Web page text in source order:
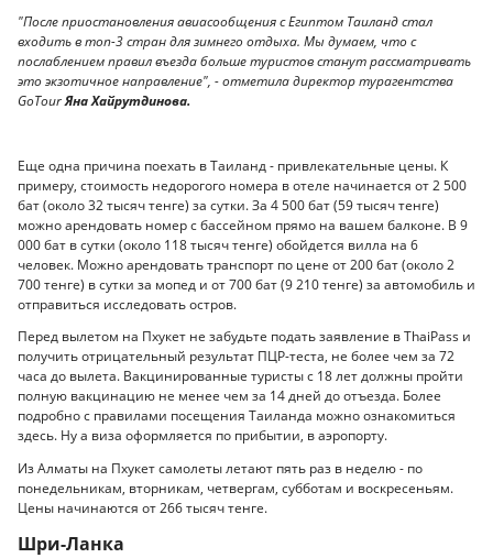
"После приостановления авиасообщения с Египтом Таиланд стал
входить в топ-3 стран для зимнего отдыха. Мы думаем, что с
послаблением правил въезда больше туристов станут рассматривать
это экзотичное направление", - отметила директор турагентства
GoTourЯна Хайрутдинова.
Еще одна причина поехать в Таиланд - привлекательные цены. К
примеру, стоимость недорогого номера в отеле начинается от 2 500
бат (около 32 тысяч тенге) за сутки. За 4 500 бат (59 тысяч тенге)
можно арендовать номер с бассейном прямо на вашем балконе. В 9
000 бат в сутки (около 118 тысяч тенге) обойдется вилла на 6
человек. Можно арендовать транспорт по цене от 200 бат (около 2
700 тенге) в сутки за мопед и от 700 бат (9 210 тенге) за автомобиль и
отправиться исследовать остров.
Перед вылетом на Пхукет не забудьте подать заявление в ThaiPass и
получить отрицательный результат ПЦР-теста, не более чем за 72
часа до вылета. Вакцинированные туристы с 18 лет должны пройти
полную вакцинацию не менее чем за 14 дней до отъезда. Более
подробно с правилами посещения Таиланда можно ознакомиться
здесь. Ну а виза оформляется по прибытии, в аэропорту.
Из Алматы на Пхукет самолеты летают пять раз в неделю - по
понедельникам, вторникам, четвергам, субботам и воскресеньям.
Цены начинаются от 266 тысяч тенге.
Шри-Ланка